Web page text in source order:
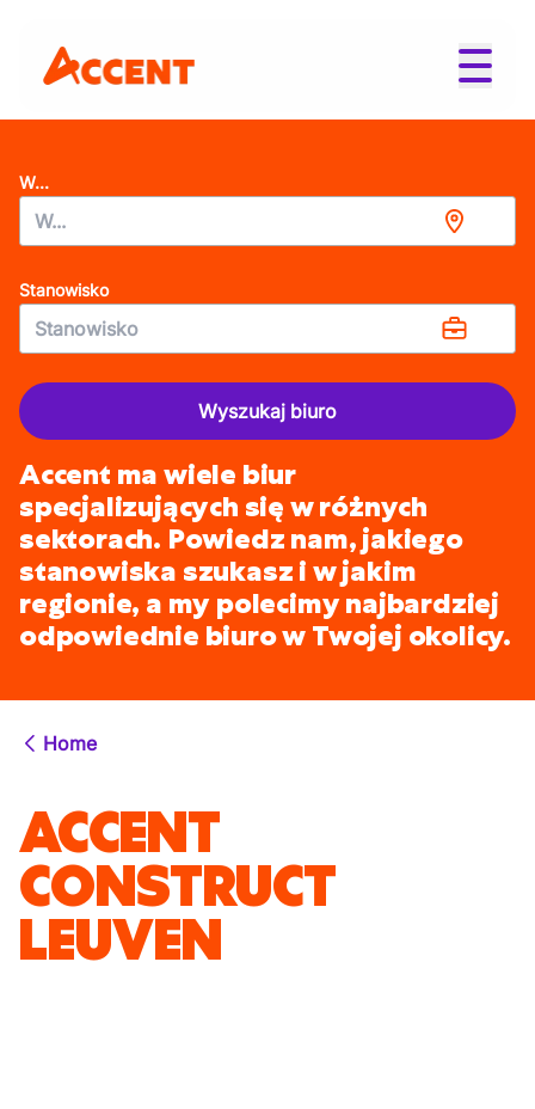
W...
Stanowisko
Wyszukaj biuro
Accent ma wiele biur
specjalizujących się w różnych
sektorach. Powiedz nam, jakiego
stanowiska szukasz i w jakim
regionie, a my polecimy najbardziej
odpowiednie biuro w Twojej okolicy.
Home
ACCENT
CONSTRUCT
LEUVEN